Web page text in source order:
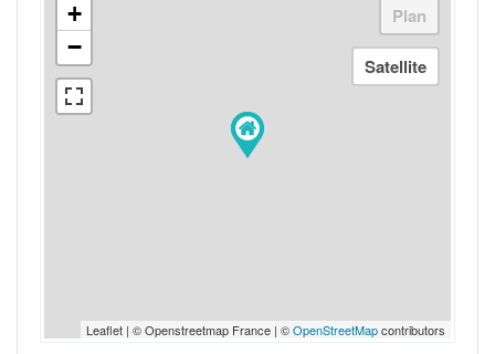
+
−
Leaflet | © Openstreetmap France | ©OpenStreetMapcontributors